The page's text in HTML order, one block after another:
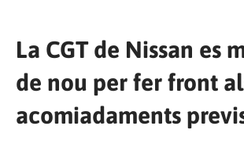
La CGT de Nissan es
de nou per fer front
acomiadaments